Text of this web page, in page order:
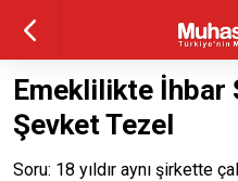
Emeklilikte İhbar
Şevket Tezel
Soru: 18 yıldır aynı şirkette